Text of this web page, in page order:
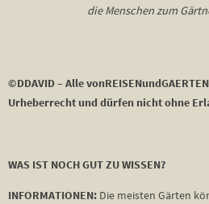
die Menschen zum
©DDAVID – Alle
Urheberrecht und dürfen nicht ohne
WAS IST NOCH GUT ZU WISSEN?
INFORMATIONEN: Die meisten Gärten